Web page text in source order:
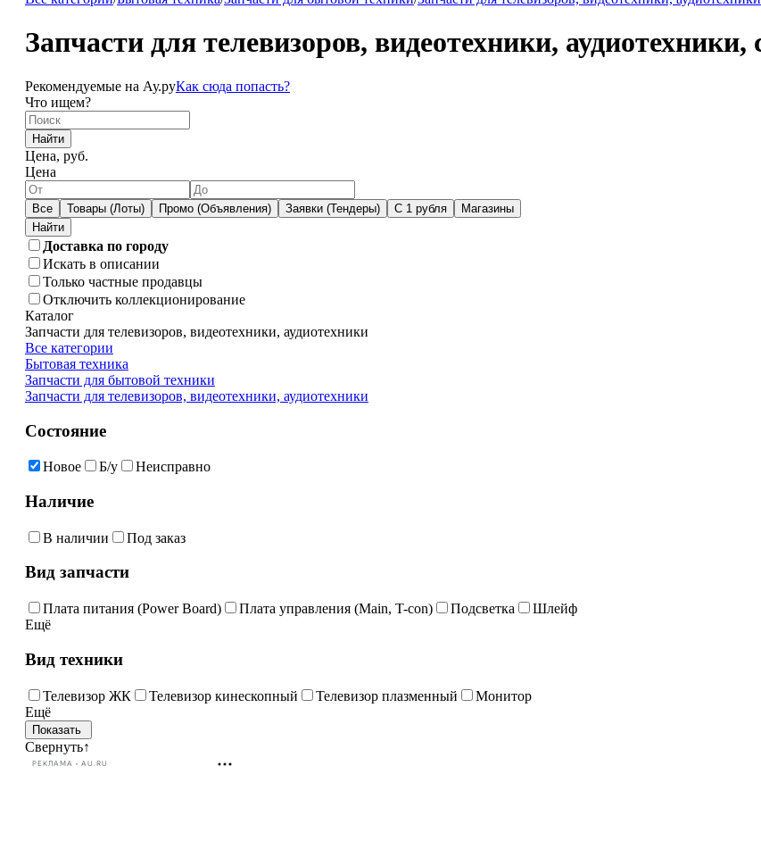
Запчасти для телевизоров, видеотехники, аудиотехники,
Рекомендуемые на Ау.руКак сюда попасть?
Что ищем?
Найти
Цена, руб.
Цена
Все Товары (Лоты) Промо (Объявления) Заявки (Тендеры) С 1 рубля Магазины
Доставка по городу
Искать в описании
Только частные продавцы
Отключить коллекционирование
Каталог
Запчасти для телевизоров, видеотехники, аудиотехники
Все категории
Бытовая техника
Запчасти для бытовой техники
Запчасти для телевизоров, видеотехники, аудиотехники
Состояние
Новое Б/у Неисправно
Наличие
В наличии Под заказ
Вид запчасти
Плата питания (Power Board) Плата управления (Main, T-con) Подсветка
Шлейф
Ещё
Вид техники
Телевизор ЖК Телевизор кинескопный Телевизор плазменный
Монитор
Ещё
Свернуть↑
РЕКЛАМА • AU.RU